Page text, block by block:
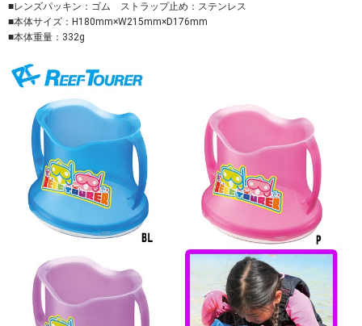
■レンズパッキン：ゴム ストラップ止め：ステンレス
■本体サイズ：H180mm×W215mm×D176mm
■本体重量：332g